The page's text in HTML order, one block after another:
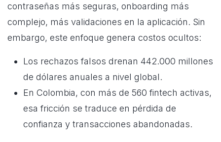
contraseñas más seguras, onboarding más
complejo, más validaciones en la aplicación. Sin
embargo, este enfoque genera costos ocultos:
Los rechazos falsos drenan 442.000 millones
de dólares anuales a nivel global.
En Colombia, con más de 560 fintech activas,
esa fricción se traduce en pérdida de
confianza y transacciones abandonadas.